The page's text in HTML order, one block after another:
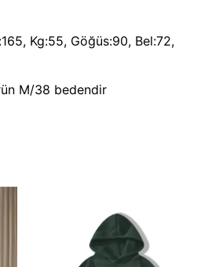
Kg:55, Göğüs:90, Bel:72,
M/38 bedendir